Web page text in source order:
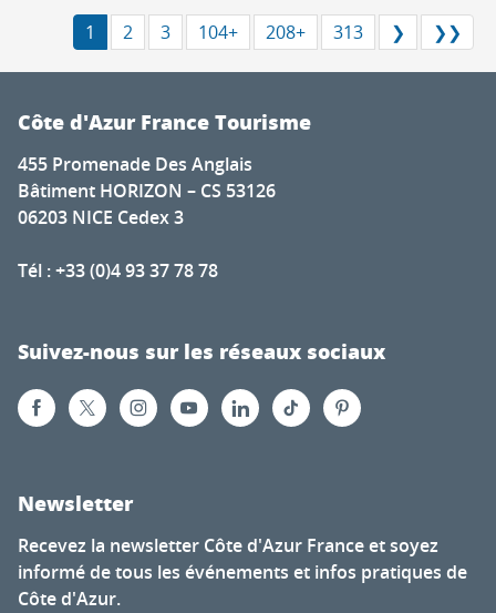
1 2 3 104+ 208+ 313 ❯ ❯❯
Côte d'Azur France Tourisme
455 Promenade Des Anglais
Bâtiment HORIZON – CS 53126
06203 NICE Cedex 3
Tél : +33 (0)4 93 37 78 78
Suivez-nous sur les réseaux sociaux
Newsletter
Recevez la newsletter Côte d'Azur France et soyez
informé de tous les événements et infos pratiques de
Côte d'Azur.